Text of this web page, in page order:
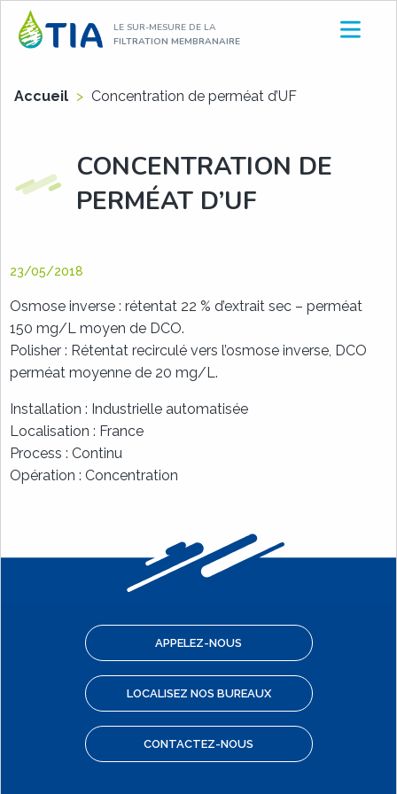
Aller
contenu
LE SUR-MESURE DE LA
FILTRATION MEMBRANAIRE
Accueil > Concentration de perméat d’UF
CONCENTRATION DE
PERMÉAT D’UF
23/05/2018
Osmose inverse : rétentat 22 % d’extrait sec – perméat
150 mg/L moyen de DCO.
Polisher : Rétentat recirculé vers l’osmose inverse, DCO
perméat moyenne de 20 mg/L.
Installation : Industrielle automatisée
Localisation : France
Process : Continu
Opération : Concentration
APPELEZ-NOUS
LOCALISEZ NOS BUREAUX
CONTACTEZ-NOUS